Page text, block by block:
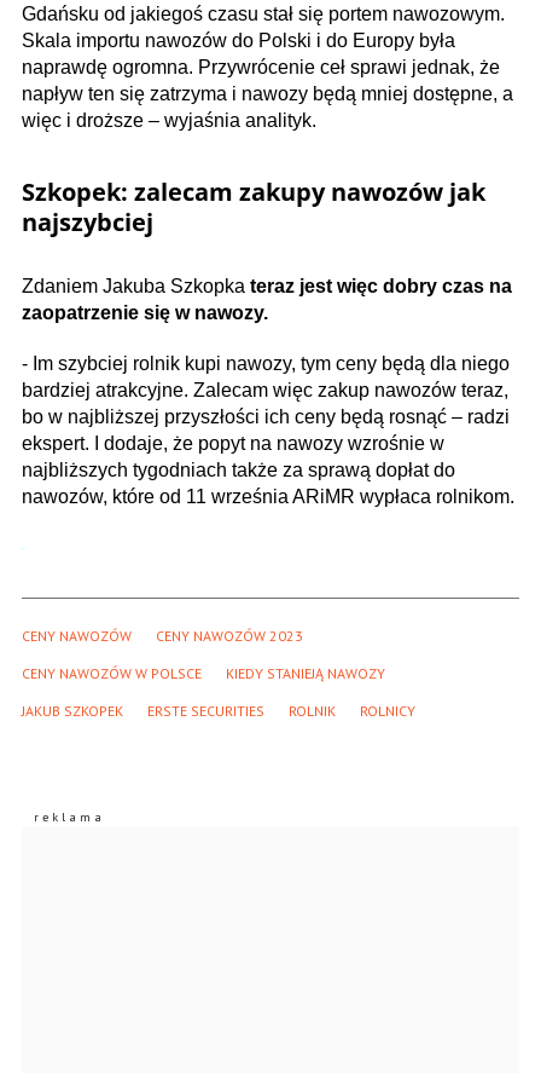
Gdańsku od jakiegoś czasu stał się portem nawozowym.
Skala importu nawozów do Polski i do Europy była
naprawdę ogromna. Przywrócenie ceł sprawi jednak, że
napływ ten się zatrzyma i nawozy będą mniej dostępne, a
więc i droższe – wyjaśnia analityk.
Szkopek: zalecam zakupy nawozów jak
najszybciej
Zdaniem Jakuba Szkopka teraz jest więc dobry czas na
zaopatrzenie się w nawozy.
- Im szybciej rolnik kupi nawozy, tym ceny będą dla niego
bardziej atrakcyjne. Zalecam więc zakup nawozów teraz,
bo w najbliższej przyszłości ich ceny będą rosnąć – radzi
ekspert. I dodaje, że popyt na nawozy wzrośnie w
najbliższych tygodniach także za sprawą dopłat do
nawozów, które od 11 września ARiMR wypłaca rolnikom.
CENY NAWOZÓW CENY NAWOZÓW 2023
CENY NAWOZÓW W POLSCE KIEDY STANIEJĄ NAWOZY
JAKUB SZKOPEK ERSTE SECURITIES ROLNIK ROLNICY